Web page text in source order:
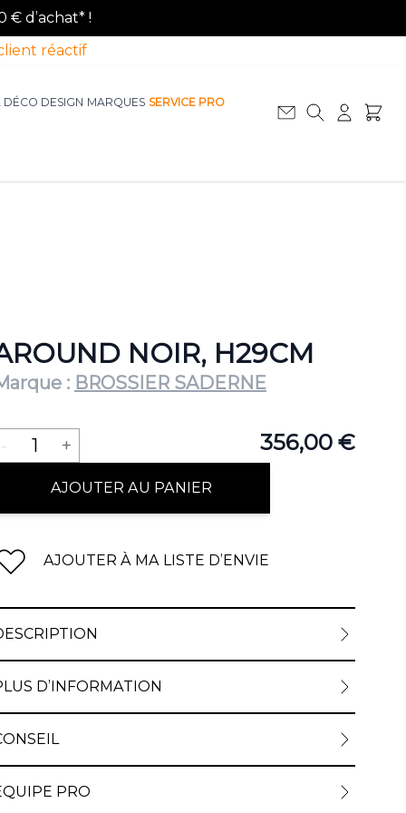
€ d’achat* !
réactif
DÉCO DESIGN MARQUES SERVICE PRO
NOIR, H29CM
: BROSSIER SADERNE
356,00 €
- 1 +
AJOUTER AU PANIER
AJOUTER À MA LISTE D’ENVIE
D’INFORMATION
PRO